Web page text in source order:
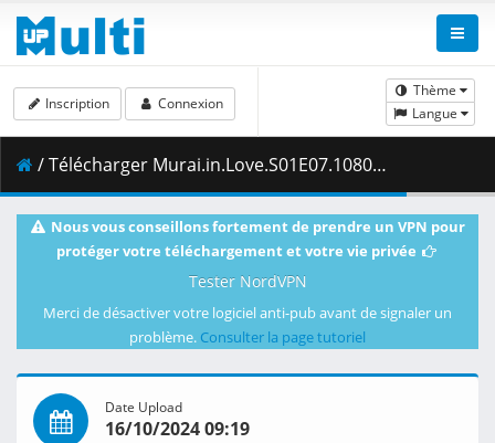
Thème
Langue
Inscription Connexion
/ Télécharger Murai.in.Love.S01E07.1080p.DSNP.WEB-DL.AAC2.0.H.264-VARYG.mkv.001 ( 493.95 MB )
Nous vous conseillons fortement de prendre un VPN pour
protéger votre téléchargement et votre vie privée
Tester NordVPN
Merci de désactiver votre logiciel anti-pub avant de signaler un
problème. Consulter la page tutoriel
Date Upload
16/10/2024 09:19